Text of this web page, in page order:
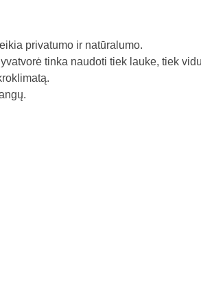
privatumo ir natūralumo.
tinka naudoti tiek lauke, tiek